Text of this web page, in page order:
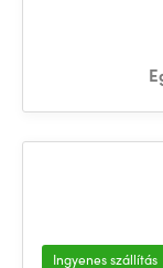
Ingyenes szállítás